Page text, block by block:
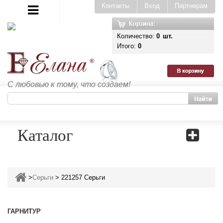
С любовью к тому, что создаем!
Партнерам
Вход
Контакты
Количество: 0 шт.
Итого: 0
Каталог
>Серьги > 221257 Серьги
ГАРНИТУР